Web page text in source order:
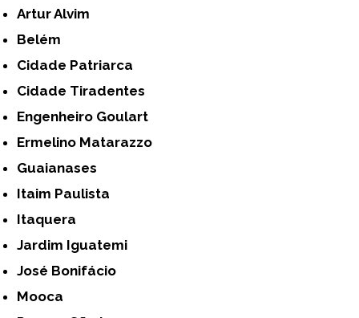
Artur Alvim
Belém
Cidade Patriarca
Cidade Tiradentes
Engenheiro Goulart
Ermelino Matarazzo
Guaianases
Itaim Paulista
Itaquera
Jardim Iguatemi
José Bonifácio
Mooca